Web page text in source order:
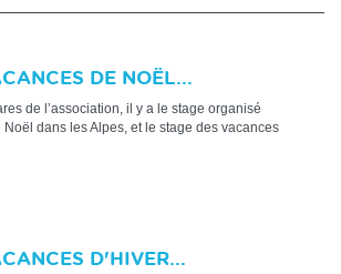
DE NOËL...
de l’association, il y a le stage organisé
dans les Alpes, et le stage des vacances
D'HIVER...